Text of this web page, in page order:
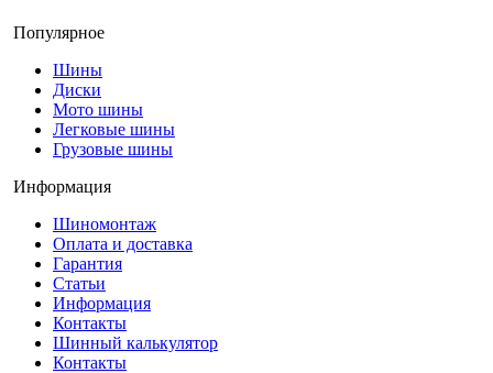
Популярное
Шины
Диски
Мото шины
Легковые шины
Грузовые шины
Информация
Шиномонтаж
Оплата и доставка
Гарантия
Статьи
Информация
Контакты
Шинный калькулятор
Контакты